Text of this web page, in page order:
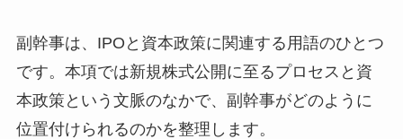
副幹事は、IPOと資本政策に関連する用語のひとつ
です。本項では新規株式公開に至るプロセスと資
本政策という文脈のなかで、副幹事がどのように
位置付けられるのかを整理します。